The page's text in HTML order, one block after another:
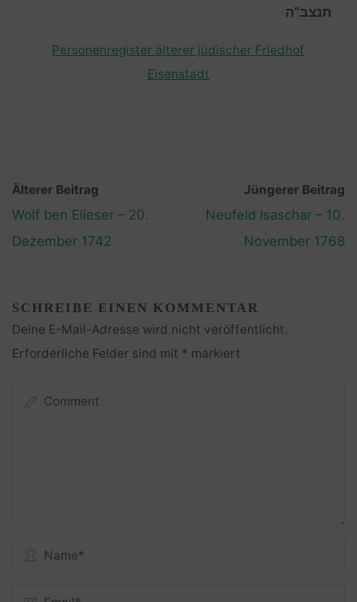
תנצב”ה
Personenregister älterer jüdischer Friedhof
Eisenstadt
Älterer Beitrag
Wolf ben Elieser – 20.
Dezember 1742
Jüngerer Beitrag
Neufeld Isaschar – 10.
November 1768
SCHREIBE EINEN KOMMENTAR
Deine E-Mail-Adresse wird nicht veröffentlicht.
Erforderliche Felder sind mit * markiert